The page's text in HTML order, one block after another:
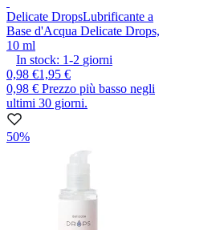
Delicate DropsLubrificante a
Base d'Acqua Delicate Drops,
10 ml
In stock: 1-2 giorni
0,98 €1,95 €
0,98 € Prezzo più basso negli
ultimi 30 giorni.
50%